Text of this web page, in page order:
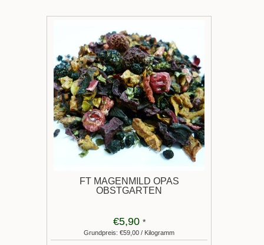
FT MAGENMILD OPAS
OBSTGARTEN
€5,90 *
Grundpreis: €59,00 / Kilogramm